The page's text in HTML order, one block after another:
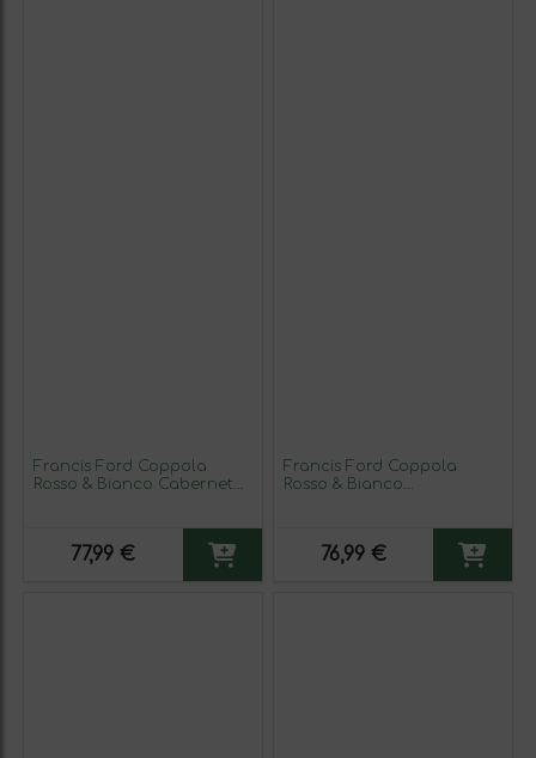
Francis Ford Coppola
Rosso & Bianco Cabernet
77,99 €
Francis Ford Coppola
Rosso & Bianco
76,99 €